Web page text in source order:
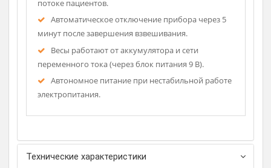
штанге.
Автоматическое измерение роста человека с
помощью эхолокации.
Автоматическую фиксацию роста и массы
человека.
Вычисление ИМТ.
Режим непрерывного измерения при большом
Автоматическое отключение прибора через 5